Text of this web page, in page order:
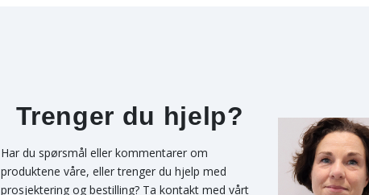
Trenger du hjelp?
Har du spørsmål eller kommentarer om
produktene våre, eller trenger du hjelp med
prosjektering og bestilling? Ta kontakt med vårt